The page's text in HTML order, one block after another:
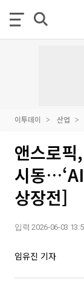
이투데이 산업
앤스로
시동
상장전]
입력 2026-06-03
임유진 기자